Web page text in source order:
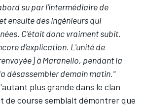
su par l'intermédiaire de
ensuite des ingénieurs qui
C'était donc vraiment subit.
d'explication. L'unité de
à Maranello, pendant la
désassembler demain matin."
plus grande dans le clan
de course semblait démontrer que